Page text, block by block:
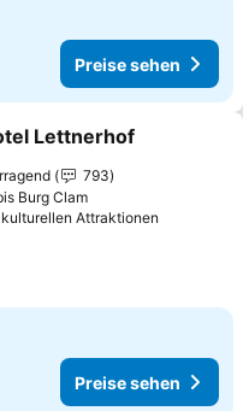
Preise sehen
hinzufügen
Lettnerhof
793
Burg Clam
Attraktionen
Preise sehen